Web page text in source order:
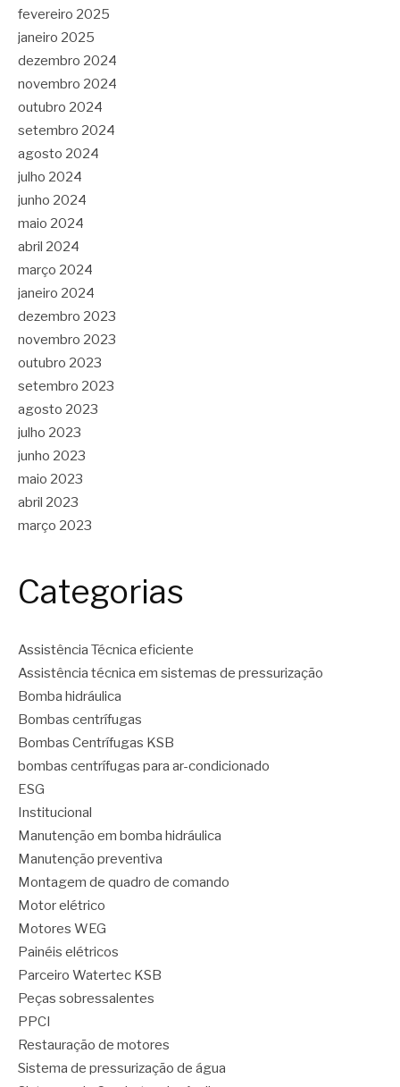
fevereiro 2025
janeiro 2025
dezembro 2024
novembro 2024
outubro 2024
setembro 2024
agosto 2024
julho 2024
junho 2024
maio 2024
abril 2024
março 2024
janeiro 2024
dezembro 2023
novembro 2023
outubro 2023
setembro 2023
agosto 2023
julho 2023
junho 2023
maio 2023
abril 2023
março 2023
Categorias
Assistência Técnica eficiente
Assistência técnica em sistemas de pressurização
Bomba hidráulica
Bombas centrífugas
Bombas Centrífugas KSB
bombas centrífugas para ar-condicionado
ESG
Institucional
Manutenção em bomba hidráulica
Manutenção preventiva
Montagem de quadro de comando
Motor elétrico
Motores WEG
Painéis elétricos
Parceiro Watertec KSB
Peças sobressalentes
PPCI
Restauração de motores
Sistema de pressurização de água